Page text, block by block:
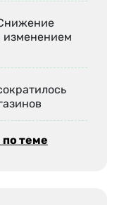
изменением
теме